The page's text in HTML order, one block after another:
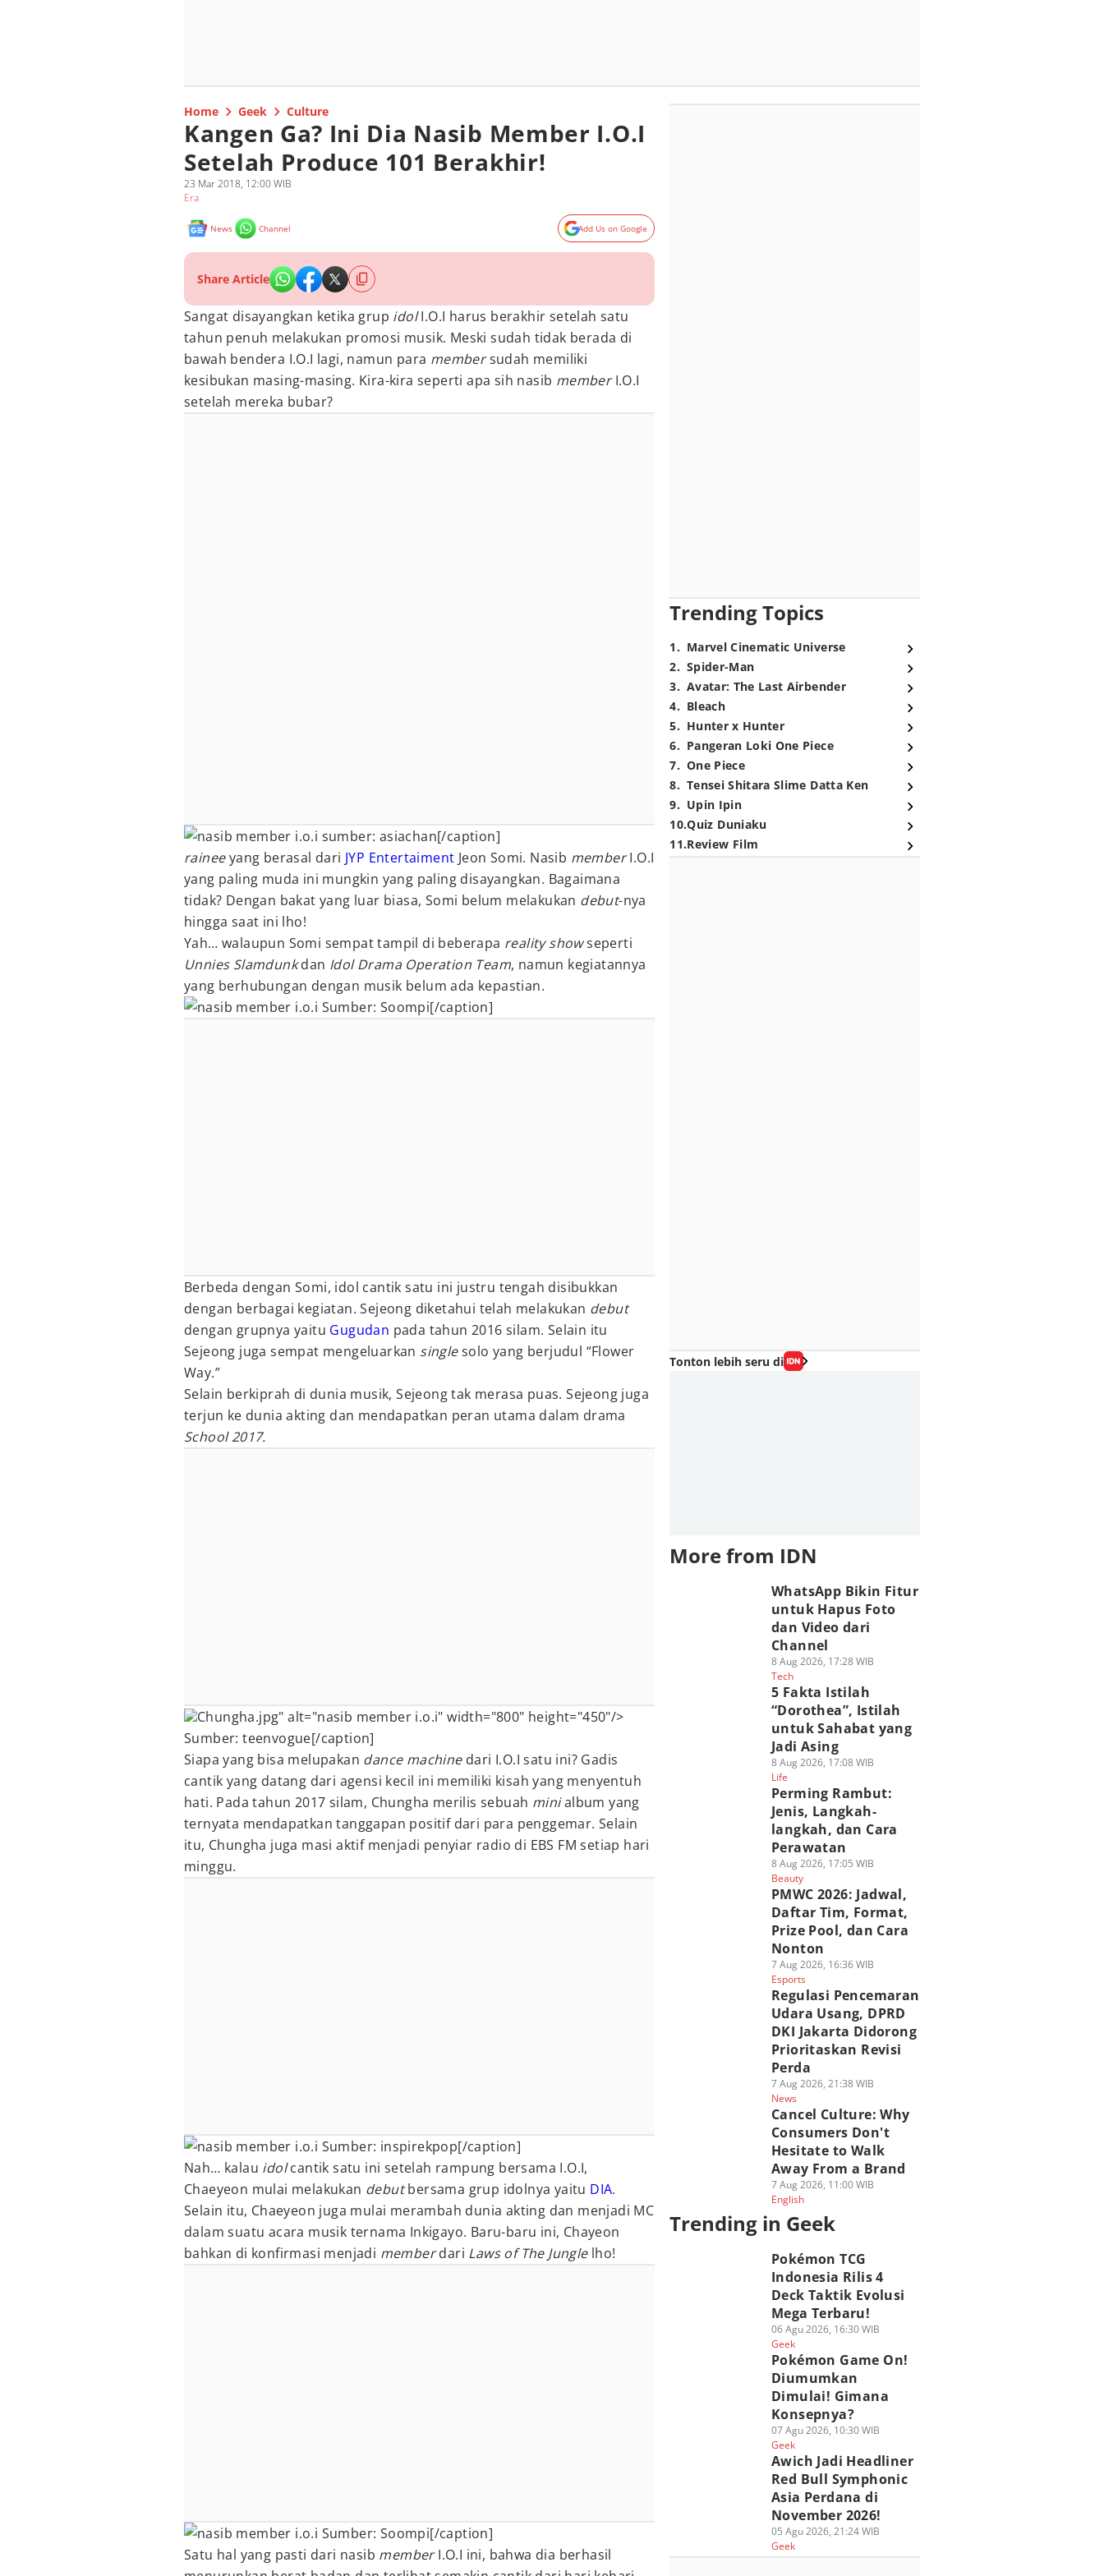
Home Geek Culture
Kangen Ga? Ini Dia Nasib Member I.O.I
Setelah Produce 101 Berakhir!
23 Mar 2018, 12:00 WIB
Era
News Channel Add Us on Google
Share Article
Sangat disayangkan ketika grup idolI.O.I harus berakhir setelah satu
tahun penuh melakukan promosi musik. Meski sudah tidak berada di
bawah bendera I.O.I lagi, namun para membersudah memiliki
kesibukan masing-masing. Kira-kira seperti apa sih nasib memberI.O.I
setelah mereka bubar?
sumber: asiachan[/caption]
raineeyang berasal dari JYP Entertaiment Jeon Somi. Nasib memberI.O.I
yang paling muda ini mungkin yang paling disayangkan. Bagaimana
tidak? Dengan bakat yang luar biasa, Somi belum melakukan debut-nya
hingga saat ini lho!
Yah… walaupun Somi sempat tampil di beberapa reality showseperti
Unnies Slamdunkdan Idol Drama Operation Team, namun kegiatannya
yang berhubungan dengan musik belum ada kepastian.
Sumber: Soompi[/caption]
Berbeda dengan Somi, idol cantik satu ini justru tengah disibukkan
dengan berbagai kegiatan. Sejeong diketahui telah melakukan debut
dengan grupnya yaitu Gugudan pada tahun 2016 silam. Selain itu
Sejeong juga sempat mengeluarkan singlesolo yang berjudul “Flower
Way.”
Selain berkiprah di dunia musik, Sejeong tak merasa puas. Sejeong juga
terjun ke dunia akting dan mendapatkan peran utama dalam drama
School 2017.
Chungha.jpg" alt="nasib member i.o.i" width="800" height="450"/>
Sumber: teenvogue[/caption]
Siapa yang bisa melupakan dance machinedari I.O.I satu ini? Gadis
cantik yang datang dari agensi kecil ini memiliki kisah yang menyentuh
hati. Pada tahun 2017 silam, Chungha merilis sebuah minialbum yang
ternyata mendapatkan tanggapan positif dari para penggemar. Selain
itu, Chungha juga masi aktif menjadi penyiar radio di EBS FM setiap hari
minggu.
Sumber: inspirekpop[/caption]
Nah… kalau idolcantik satu ini setelah rampung bersama I.O.I,
Chaeyeon mulai melakukan debutbersama grup idolnya yaitu DIA.
Selain itu, Chaeyeon juga mulai merambah dunia akting dan menjadi MC
dalam suatu acara musik ternama Inkigayo. Baru-baru ini, Chayeon
bahkan di konfirmasi menjadi memberdari Laws of The Junglelho!
Sumber: Soompi[/caption]
Satu hal yang pasti dari nasib memberI.O.I ini, bahwa dia berhasil
Trending Topics
1. Marvel Cinematic Universe
2. Spider-Man
3. Avatar: The Last Airbender
4. Bleach
5. Hunter x Hunter
6. Pangeran Loki One Piece
7. One Piece
8. Tensei Shitara Slime Datta Ken
9. Upin Ipin
10.Quiz Duniaku
11.Review Film
Tonton lebih seru di
More from IDN
WhatsApp Bikin Fitur
untuk Hapus Foto
dan Video dari
Channel
8 Aug 2026, 17:28 WIB
Tech
5 Fakta Istilah
“Dorothea”, Istilah
untuk Sahabat yang
Jadi Asing
8 Aug 2026, 17:08 WIB
Life
Perming Rambut:
Jenis, Langkah-
langkah, dan Cara
Perawatan
8 Aug 2026, 17:05 WIB
Beauty
PMWC 2026: Jadwal,
Daftar Tim, Format,
Prize Pool, dan Cara
Nonton
7 Aug 2026, 16:36 WIB
Esports
Regulasi Pencemaran
Udara Usang, DPRD
DKI Jakarta Didorong
Prioritaskan Revisi
Perda
7 Aug 2026, 21:38 WIB
News
Cancel Culture: Why
Consumers Don't
Hesitate to Walk
Away From a Brand
7 Aug 2026, 11:00 WIB
English
Trending in Geek
Pokémon TCG
Indonesia Rilis 4
Deck Taktik Evolusi
Mega Terbaru!
06 Agu 2026, 16:30 WIB
Geek
Pokémon Game On!
Diumumkan
Dimulai! Gimana
Konsepnya?
07 Agu 2026, 10:30 WIB
Geek
Awich Jadi Headliner
Red Bull Symphonic
Asia Perdana di
November 2026!
05 Agu 2026, 21:24 WIB
Geek